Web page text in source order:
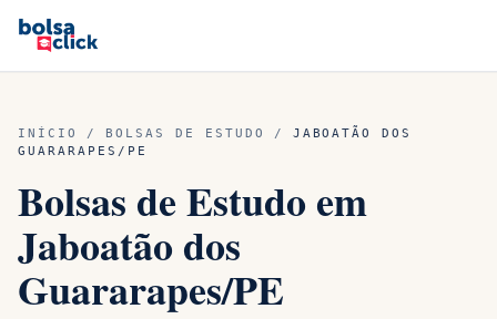
INÍCIO / BOLSAS DE ESTUDO /
JABOATÃO DOS
GUARARAPES / PE
Bolsas de Estudo em
Jaboatão dos
Guararapes/PE